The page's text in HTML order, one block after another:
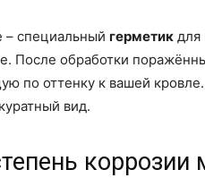
специальный герметик для
После обработки
по оттенку к вашей
вид.